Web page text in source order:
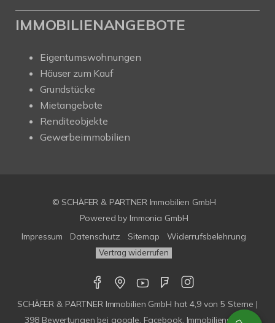
IMMOBILIENANGEBOTE
Eigentumswohnungen
Häuser zum Kauf
Grundstücke
Mietangebote
Renditeobjekte
Gewerbeimmobilien
© SCHÄFER & PARTNER Immobilien GmbH
Powered by Immonia GmbH
Impressum
Datenschutz Sitemap Widerrufsbelehrung
Vertrag widerrufen
SCHÄFER & PARTNER Immobilien GmbH hat4,9von5 Sterne |
398 Bewertungen bei google, Facebook, Immobilienscout,